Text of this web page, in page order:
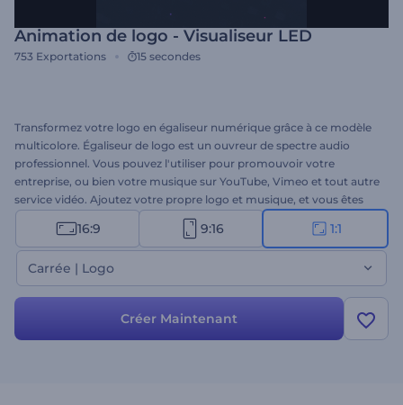
Animation de logo - Visualiseur LED
753 Exportations 15 secondes
Transformez votre logo en égaliseur numérique grâce à ce modèle
multicolore. Égaliseur de logo est un ouvreur de spectre audio
professionnel. Vous pouvez l'utiliser pour promouvoir votre
entreprise, ou bien votre musique sur YouTube, Vimeo et tout autre
service vidéo. Ajoutez votre propre logo et musique, et vous êtes
prêt à démarrer ! Impressionnez vos clients et démarquez-vous de
la masse !
16:9 9:16 1:1
Carrée | Logo
Créer Maintenant